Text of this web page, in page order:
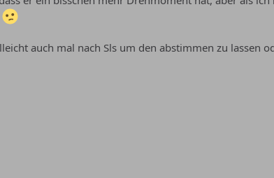
auch mal nach Sls um den abstimmen zu lassen